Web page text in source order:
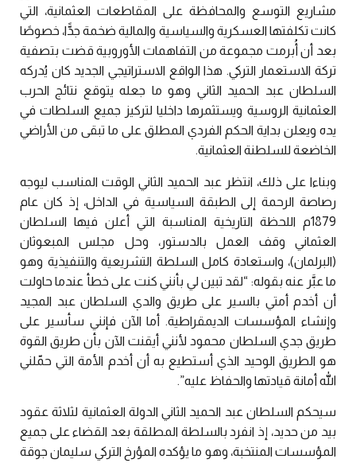
مشاريع التوسع والمحافظة على المقاطعات العثمانية، التي
كانت تكلفتها العسكرية والسياسية والمالية ضخمة جدًّا، خصوصًا
بعد أن أُبرمت مجموعة من التفاهمات الأوروبية قضت بتصفية
تركة الاستعمار التركي. هذا الواقع الاستراتيجي الجديد كان يُدركه
السلطان عبد الحميد الثاني وهو ما جعله يتوقع نتائج الحرب
العثمانية الروسية ويستثمرها داخليا لتركيز جميع السلطات في
يده ويعلن بداية الحكم الفردي المطلق على ما تبقى من الأراضي
الخاضعة للسلطنة العثمانية.
وبناءا على ذلك، انتظر عبد الحميد الثاني الوقت المناسب ليوجه
رصاصة الرحمة إلى الطبقة السياسية في الداخل، إذ كان عام
1879م اللحظة التاريخية المناسبة التي أعلن فيها السلطان
العثماني وقف العمل بالدستور، وحل مجلس المبعوثان
(البرلمان)، واستعادة كامل السلطة التشريعية والتنفيذية وهو
ما عبَّر عنه بقوله: “لقد تبين لي بأنني كنت على خطأ عندما حاولت
أن أخدم أمتي بالسير على طريق والدي السلطان عبد المجيد
وإنشاء المؤسسات الديمقراطية. أما الآن فإنني سأسير على
طريق جدي السلطان محمود لأنني أيقنت الآن بأن طريق القوة
هو الطريق الوحيد الذي أستطيع به أن أخدم الأمة التي حمّلني
الله أمانة قيادتها والحفاظ عليه”.
سيحكم السلطان عبد الحميد الثاني الدولة العثمانية لثلاثة عقود
بيد من حديد، إذ انفرد بالسلطة المطلقة بعد القضاء على جميع
المؤسسات المنتخبة، وهو ما يؤكده المؤرخ التركي سليمان جوقة